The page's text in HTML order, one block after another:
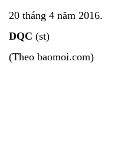
20 tháng 4 năm 2016.
DQC (st)
(Theo baomoi.com)